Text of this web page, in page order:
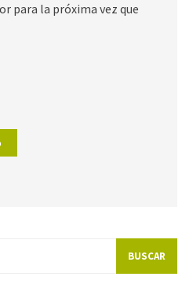
para la próxima vez que